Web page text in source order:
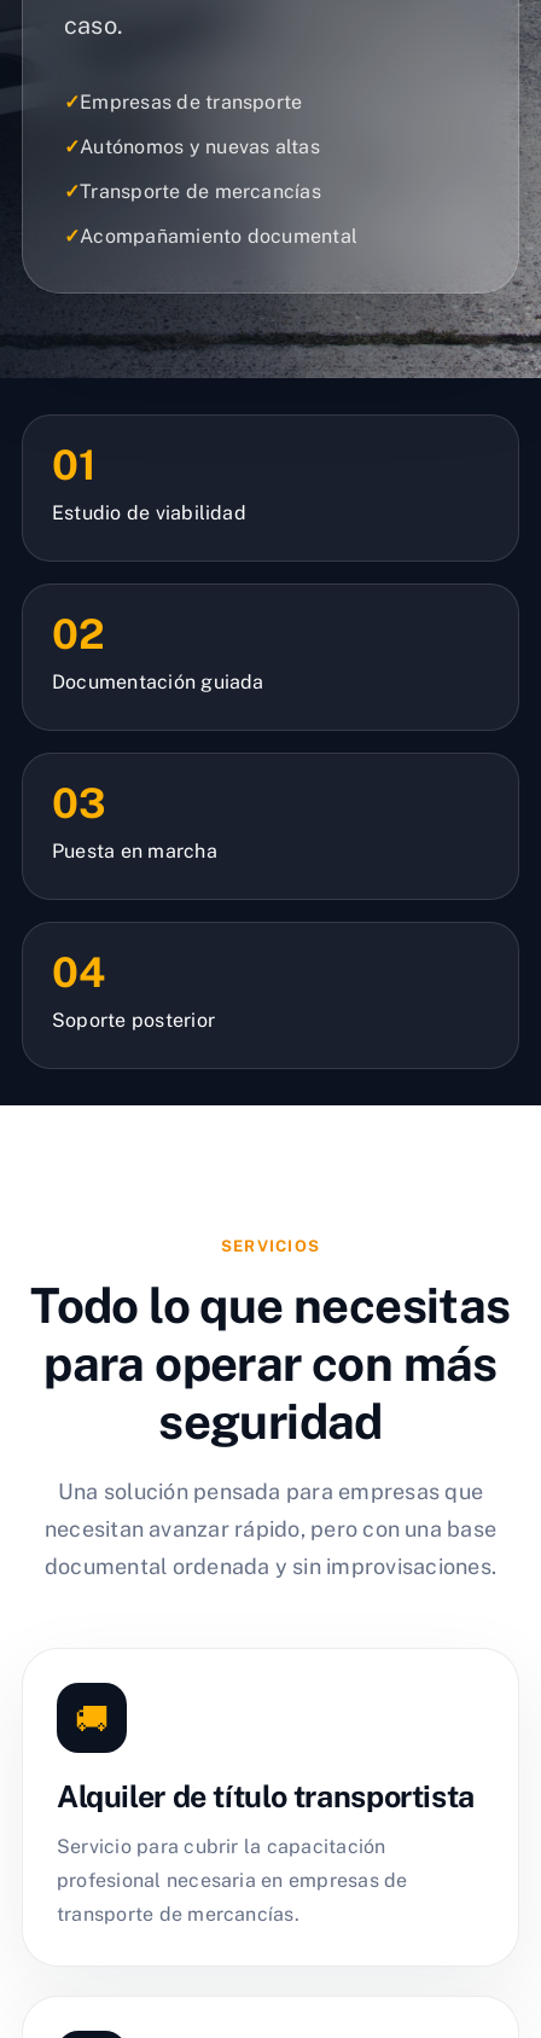
caso.
✓Empresas de transporte
✓Autónomos y nuevas altas
✓Transporte de mercancías
✓Acompañamiento documental
01
Estudio de viabilidad
02
Documentación guiada
03
Puesta en marcha
04
Soporte posterior
SERVICIOS
Todo lo que necesitas
para operar con más
seguridad
Una solución pensada para empresas que
necesitan avanzar rápido, pero con una base
documental ordenada y sin improvisaciones.
🚚
Alquiler de título transportista
Servicio para cubrir la capacitación
profesional necesaria en empresas de
transporte de mercancías.